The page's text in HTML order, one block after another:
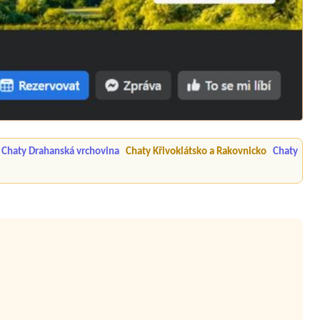
Chaty Drahanská vrchovina Chaty Křivoklátsko a Rakovnicko
Chaty